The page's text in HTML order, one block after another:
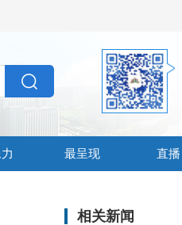
最呈现 直播
相关新闻